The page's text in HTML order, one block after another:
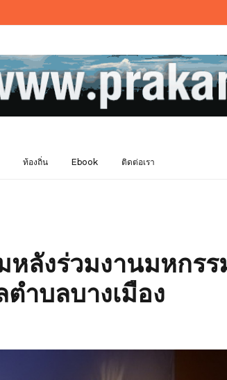
ท้องถิ่น Ebook ติดต่อเรา
ลังร่วมงานมหกรร
ำบลบางเมือง